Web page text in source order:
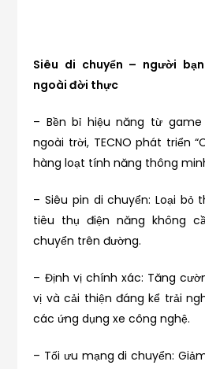
Siêu di chuyển – người
ngoài đời thực
– Bền bỉ hiệu năng từ
ngoài trời, TECNO phát triển
hàng loạt tính năng thông
– Siêu pin di chuyển: Loại bỏ
tiêu thụ điện năng không
chuyển trên đường.
– Định vị chính xác: Tăng
vị và cải thiện đáng kể trải
các ứng dụng xe công nghệ.
– Tối ưu mạng di chuyển: